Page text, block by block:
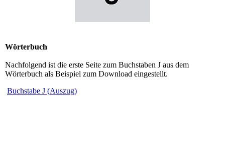
Wörterbuch
Nachfolgend ist die erste Seite zum Buchstaben J aus dem
Wörterbuch als Beispiel zum Download eingestellt.
Buchstabe J (Auszug)